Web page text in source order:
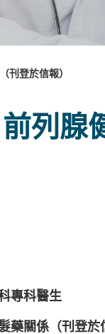
刊登於信報）
列腺
專科醫生
藥關係（刊登於